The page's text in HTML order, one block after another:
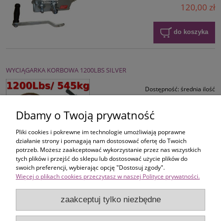
120,00 zł
do koszyka
WYCIĄGARKA KORBOWA 1200LBS SILVER
Dostępność: średnia ilość
Wysyłka w:24 godziny
do koszyka
Zakupy
Pomoc
Dbamy o Twoją prywatność
Pliki cookies i pokrewne im technologie umożliwiają poprawne
działanie strony i pomagają nam dostosować ofertę do Twoich
potrzeb. Możesz zaakceptować wykorzystanie przez nas wszystkich
tych plików i przejść do sklepu lub dostosować użycie plików do
swoich preferencji, wybierając opcję "Dostosuj zgody".
Więcej o plikach cookies przeczytasz w naszej Polityce prywatności.
zaakceptuj tylko niezbędne